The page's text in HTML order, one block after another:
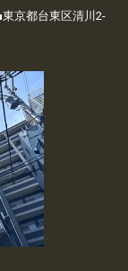
京都台東区清川2-